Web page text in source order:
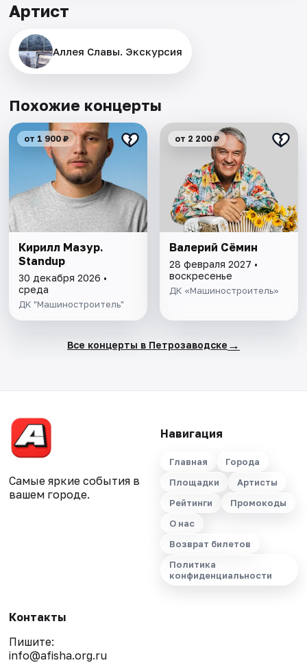
Артист
Аллея Славы. Экскурсия
Похожие концерты
от 1 900 ₽
Кирилл Мазур.
Standup
30 декабря 2026 •
среда
ДК "Машиностроитель"
от 2 200 ₽
Валерий Сёмин
28 февраля 2027 •
воскресенье
ДК «Машиностроитель»
Все концерты в Петрозаводске →
Самые яркие события в
вашем городе.
Навигация
Главная
Города
Площадки
Артисты
Рейтинги
Промокоды
О нас
Возврат билетов
Политика
конфиденциальности
Контакты
Пишите:
info@afisha.org.ru